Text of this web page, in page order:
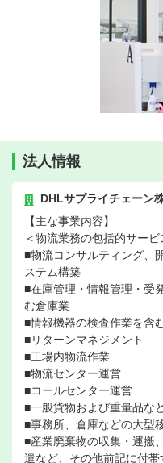
法人情報
DHLサプライチェーン
【主な事業内容】
＜物流業務の包括的サー
■物流コンサルティング、
ステム構築
■在庫管理・情報管理・受
む倉庫業
■情報機器の検査作業を含
■リターンマネジメント
■工場内物流作業
■物流センター運営
■コールセンター運営
■一般貨物および重量品な
■事務所、倉庫などの大型
■産業廃棄物の収集・運搬
遣など、その他前記に付